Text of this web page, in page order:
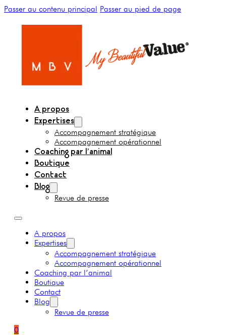
Passer au contenu principal Passer au pied de page
A propos
Expertises
Accompagnement stratégique
Accompagnement opérationnel
Coaching par l’animal
Boutique
Contact
Blog
Revue de presse
A propos
Expertises
Accompagnement stratégique
Accompagnement opérationnel
Coaching par l’animal
Boutique
Contact
Blog
Revue de presse
0